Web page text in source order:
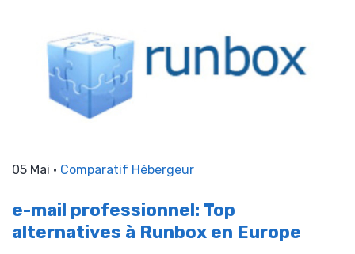
05 Mai • Comparatif Hébergeur
e-mail professionnel: Top
alternatives à Runbox en Europe